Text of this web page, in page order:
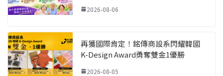
2026-08-06
再獲國際肯定！銘傳商設系閃耀韓國
K-Design Award勇奪雙金1優勝
2026-08-05